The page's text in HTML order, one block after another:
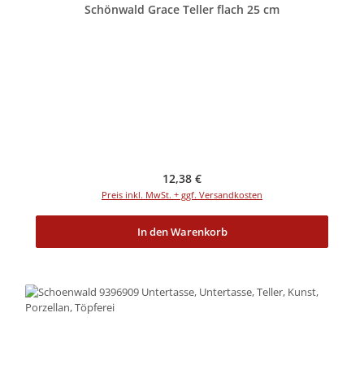
Schönwald Grace Teller flach 25 cm
Regulärer Preis:
12,38 €
Preis inkl. MwSt. + ggf. Versandkosten
In den Warenkorb